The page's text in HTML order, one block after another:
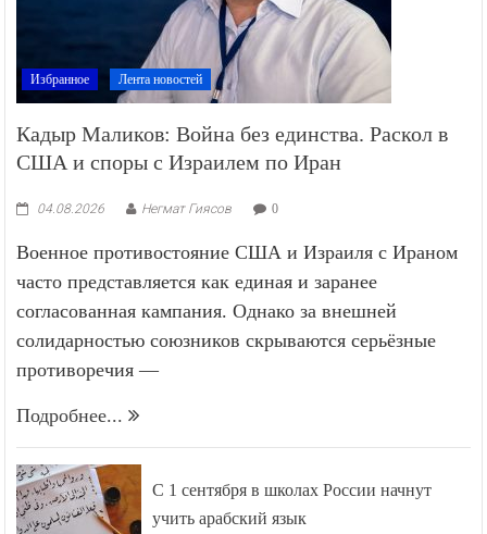
Избранное Лента новостей
Кадыр Маликов: Война без единства. Раскол в
США и споры с Израилем по Иран
04.08.2026 Негмат Гиясов 0
Военное противостояние США и Израиля с Ираном
часто представляется как единая и заранее
согласованная кампания. Однако за внешней
солидарностью союзников скрываются серьёзные
противоречия —
Подробнее...
С 1 сентября в школах России начнут
учить арабский язык